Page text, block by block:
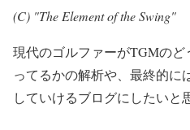
(C) "The Element of the
現代のゴルファーがTGMの
ってるかの解析や、最終的に
していけるブログにしたい